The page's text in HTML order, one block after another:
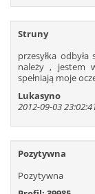
Struny
przesyłka
należy , jestem
spełniają moje
Lukasyno
2012-09-03
Pozytywna
Pozytywna